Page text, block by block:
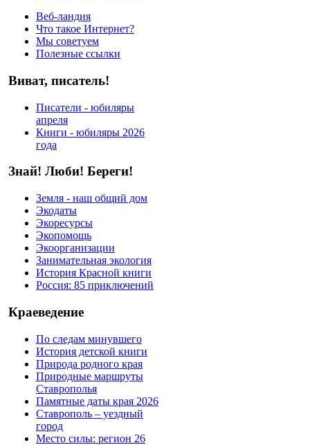
Веб-ландия
Что такое Интернет?
Мы советуем
Полезные ссылки
Виват, писатель!
Писатели - юбиляры
апреля
Книги - юбиляры 2026
года
Знай! Люби! Береги!
Земля - наш общий дом
Экодаты
Экоресурсы
Экопомощь
Экоорганизации
Занимательная экология
История Красной книги
Россия: 85 приключений
Краеведение
По следам минувшего
История детской книги
Природа родного края
Природные маршруты
Ставрополья
Памятные даты края 2026
Ставрополь – уездный
город
Место силы: регион 26